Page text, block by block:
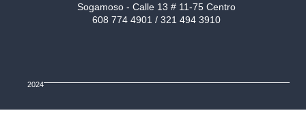
Sogamoso - Calle 13 # 11-75 Centro
608 774 4901 / 321 494 3910
2024